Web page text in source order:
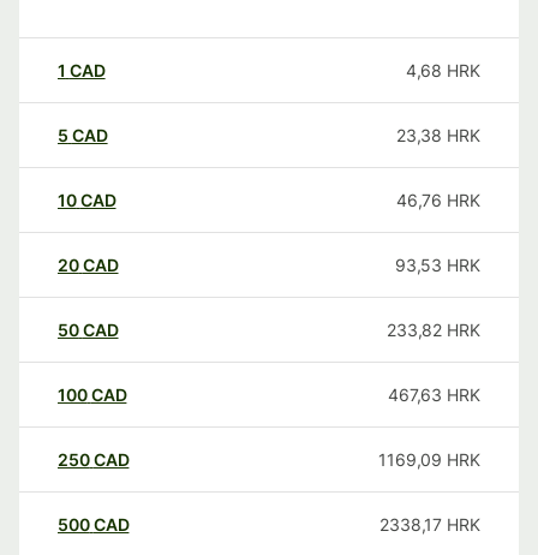
1 CAD 4,68 HRK
5 CAD 23,38 HRK
10CAD 46,76 HRK
20CAD 93,53 HRK
50CAD 233,82 HRK
100CAD 467,63 HRK
250CAD 1169,09 HRK
500CAD 2338,17 HRK